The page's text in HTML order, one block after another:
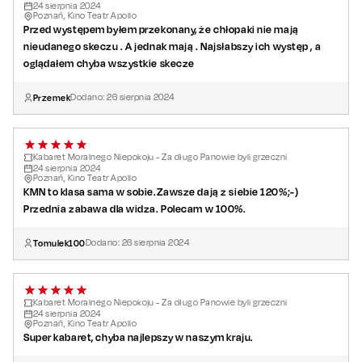
24sierpnia 2024
Poznań, Kino Teatr Apollo
Przed występem byłem przekonany, że chłopaki nie mają
nieudanego skeczu . A jednak mają . Najsłabszy ich występ , a
oglądałem chyba wszystkie skecze
PrzemekDodano:26 sierpnia 2024
Kabaret Moralnego Niepokoju - Za długo Panowie byli grzeczni
24sierpnia 2024
Poznań, Kino Teatr Apollo
KMN to klasa sama w sobie.Zawsze dają z siebie 120%;-)
Przednia zabawa dla widza. Polecam w 100%.
Tomulek100Dodano: 26 sierpnia 2024
Kabaret Moralnego Niepokoju - Za długo Panowie byli grzeczni
24sierpnia 2024
Poznań, Kino Teatr Apollo
Super kabaret, chyba najlepszy w naszym kraju.